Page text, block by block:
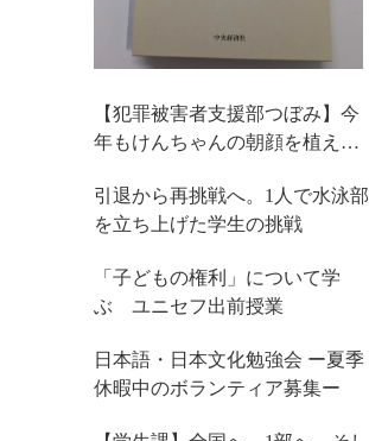
【犯罪被害者支援部つぼみ】今
年もけんちゃんの朝顔を植えま
引退から再挑戦へ。1人で水泳部
を立ち上げた学生の挑戦
「子どもの権利」について学
ぶ ユニセフ出前授業
日本語・日本文化勉強会 ー夏季
休暇中のボランティア募集ー